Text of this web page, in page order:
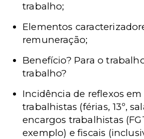
trabalho;
Elementos
remuneração;
Benefício? Para o
trabalho?
Incidência de reflexos em
trabalhistas (férias, 13º,
encargos trabalhistas
exemplo) e fiscais